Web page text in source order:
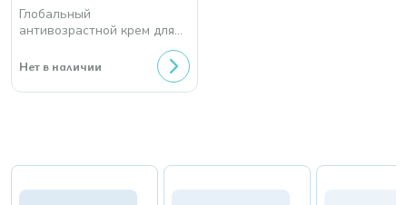
Глобальный
антивозрастной крем для
Нет в наличии